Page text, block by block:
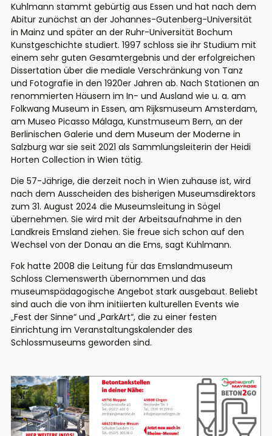
Kuhlmann stammt gebürtig aus Essen und hat nach dem
Abitur zunächst an der Johannes-Gutenberg-Universität
in Mainz und später an der Ruhr-Universität Bochum
Kunstgeschichte studiert. 1997 schloss sie ihr Studium mit
einem sehr guten Gesamtergebnis und der erfolgreichen
Dissertation über die mediale Verschränkung von Tanz
und Fotografie in den 1920er Jahren ab. Nach Stationen an
renommierten Häusern im In- und Ausland wie u. a. am
Folkwang Museum in Essen, am Rijksmuseum Amsterdam,
am Museo Picasso Málaga, Kunstmuseum Bern, an der
Berlinischen Galerie und dem Museum der Moderne in
Salzburg war sie seit 2021 als Sammlungsleiterin der Heidi
Horten Collection in Wien tätig.
Die 57-Jährige, die derzeit noch in Wien zuhause ist, wird
nach dem Ausscheiden des bisherigen Museumsdirektors
zum 31. August 2024 die Museumsleitung in Sögel
übernehmen. Sie wird mit der Arbeitsaufnahme in den
Landkreis Emsland ziehen. Sie freue sich schon auf den
Wechsel von der Donau an die Ems, sagt Kuhlmann.
Fok hatte 2008 die Leitung für das Emslandmuseum
Schloss Clemenswerth übernommen und das
museumspädagogische Angebot stark ausgebaut. Beliebt
sind auch die von ihm initiierten kulturellen Events wie
„Fest der Sinne“ und „ParkArt“, die zu einer festen
Einrichtung im Veranstaltungskalender des
Schlossmuseums geworden sind.